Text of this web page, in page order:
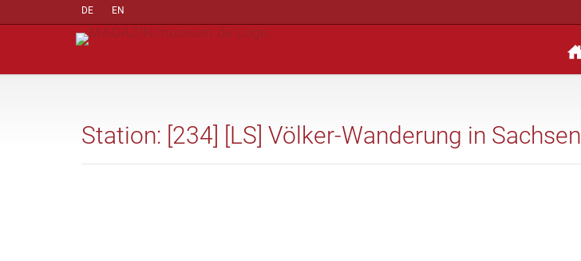
DE EN
Station: [234] [LS] Völker-Wanderung in Sachsen